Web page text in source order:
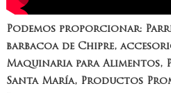
Podemos proporcionar:
barbacoa de Chipre,
Maquinaria para
Santa María, Productos